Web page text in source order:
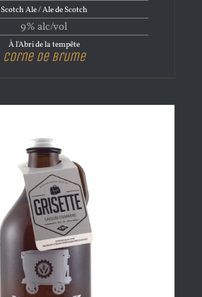
Scotch Ale / Ale de Scotch
9% alc/vol
À l'Abri de la tempête
Corne de brume